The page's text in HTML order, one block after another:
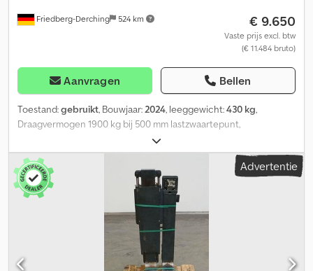
Friedberg-Derching 524 km € 9.650
Vaste prijs excl. btw
(€ 11.484 bruto)
Aanvragen Bellen
Toestand:gebruikt, Bouwjaar:2024, leeggewicht:430 kg,
Draagvermogen 1900 kg bij 500 mm lastzwaartepunt,
vorkdoorsnede 120 x 45 mm, vorklengte: 1200 mm, bouwbreedte:
970 mm, openingsbereik: 300 - 1480 mm, ophanging: FEM2A,
voorbouwmaat: 216 mm, eigen zwaartepunt: 284 mm, gebruikte
Kaup draaiende klemvork, type: 1,5T451, breedte 970 mm,
ophanging FEM 2A, draaibereik oneindig, openingsbereik 300 -
1480 mm, vorken 120 x 45 x 1200 mm, inclusief slangen,
snelwisselklauwen, draagvermogen 1900 kg bij 500 mm LZP,
draagvermogen als klem 1.250 kg, eigen gewicht 430 kg, incl.
slangen, vorkdragerbreedte: 970, vorklengte: 1200,
Advertentie